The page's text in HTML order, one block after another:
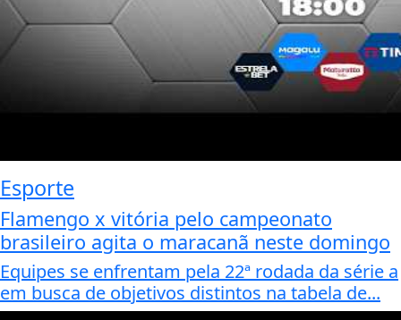
Esporte
Flamengo x vitória pelo campeonato
brasileiro agita o maracanã neste domingo
Equipes se enfrentam pela 22ª rodada da série a
em busca de objetivos distintos na tabela de...